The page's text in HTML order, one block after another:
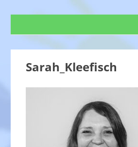
Sarah_Kleefisch